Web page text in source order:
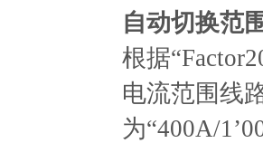
⾃动切换范
根据
电流范围线
为“400A/